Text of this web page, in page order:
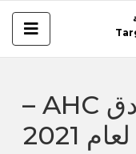
الشركة العربية للفنادق AHC –
2021